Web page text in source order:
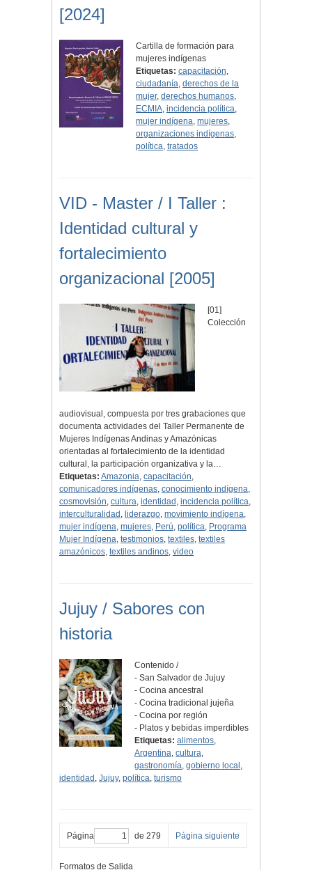
[2024]
Cartilla de formación para
mujeres indígenas
Etiquetas: capacitación,
ciudadanía, derechos de la
mujer, derechos humanos,
ECMIA, incidencia política,
mujer indígena, mujeres,
organizaciones indígenas,
política, tratados
VID - Master / I Taller :
Identidad cultural y
fortalecimiento
organizacional [2005]
[01]
Colección
audiovisual, compuesta por tres grabaciones que
documenta actividades del Taller Permanente de
Mujeres Indígenas Andinas y Amazónicas
orientadas al fortalecimiento de la identidad
cultural, la participación organizativa y la…
Etiquetas: Amazonia, capacitación,
comunicadores indígenas, conocimiento indígena,
cosmovisión, cultura, identidad , incidencia política,
interculturalidad , liderazgo, movimiento indígena,
mujer indígena, mujeres, Perú, política, Programa
Mujer Indígena, testimonios, textiles, textiles
amazónicos, textiles andinos, video
Jujuy / Sabores con
historia
Contenido /
- San Salvador de Jujuy
- Cocina ancestral
- Cocina tradicional jujeña
- Cocina por región
- Platos y bebidas imperdibles
Etiquetas: alimentos,
Argentina,cultura,
gastronomía,gobierno local ,
identidad , Jujuy, política, turismo
Página de 279 Página siguiente
Formatos de Salida